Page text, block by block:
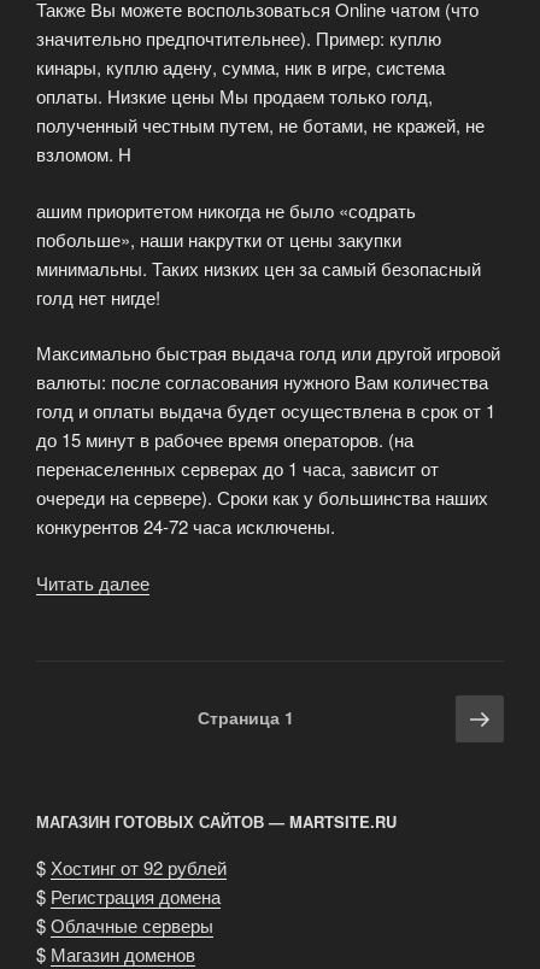
Также Вы можете воспользоваться Online чатом (что
значительно предпочтительнее). Пример: куплю
кинары, куплю адену, сумма, ник в игре, система
оплаты. Низкие цены Мы продаем только голд,
полученный честным путем, не ботами, не кражей, не
взломом. Н
ашим приоритетом никогда не было «содрать
побольше», наши накрутки от цены закупки
минимальны. Таких низких цен за самый безопасный
голд нет нигде!
Максимально быстрая выдача голд или другой игровой
валюты: после согласования нужного Вам количества
голд и оплаты выдача будет осуществлена в срок от 1
до 15 минут в рабочее время операторов. (на
перенаселенных серверах до 1 часа, зависит от
очереди на сервере). Сроки как у большинства наших
конкурентов 24-72 часа исключены.
Читать далее
другойСтраница 1
МАГАЗИН ГОТОВЫХ САЙТОВ — MARTSITE.RU
$ Хостинг от 92 рублей
$ Регистрация домена
$Облачные серверы
$ Магазин доменов